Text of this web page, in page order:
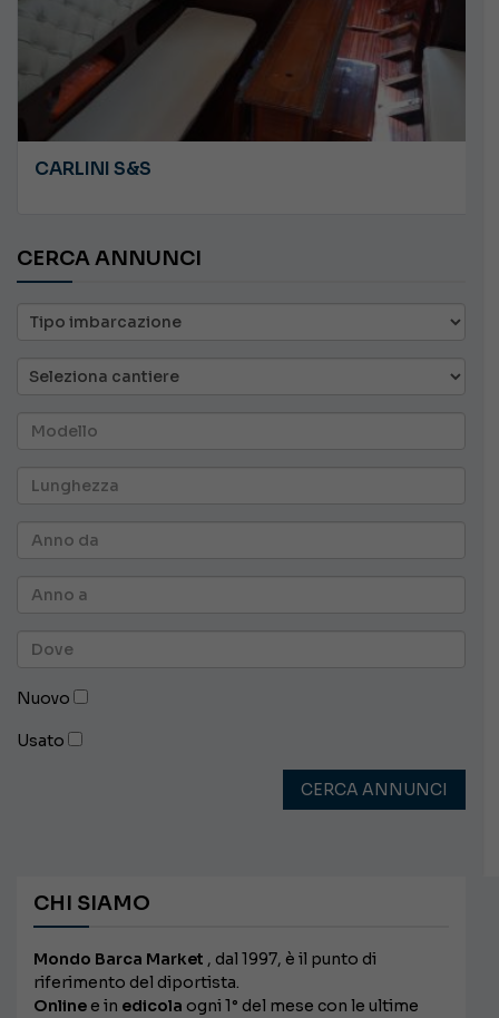
CARLINI S&S
CERCA ANNUNCI
Nuovo
Usato
CERCA ANNUNCI
CHI SIAMO
Mondo Barca Market , dal 1997, è il punto di
riferimento del diportista.
Online e in edicola ogni 1° del mese con le ultime